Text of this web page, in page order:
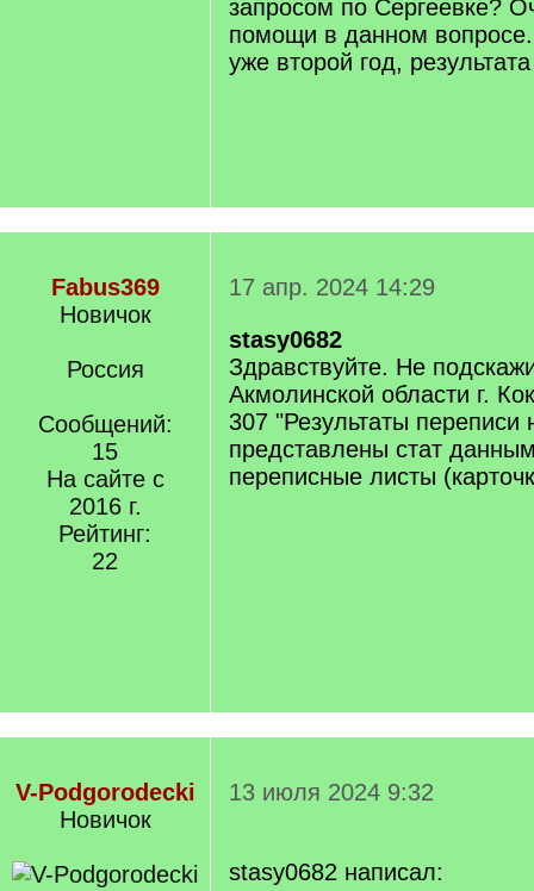
запросом по Сергеевке?
помощи в данном
уже второй год, результата
Fabus369
Новичок
Россия
Сообщений:
15
На сайте с
2016 г.
Рейтинг:
22
17 апр. 2024 14:29
stasy0682
Здравствуйте. Не
Акмолинской области г.
307 "Результаты переписи
представлены стат
переписные листы
V-Podgorodecki
Новичок
13 июля 2024 9:32
stasy0682 написал: